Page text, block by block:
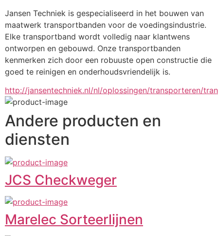
Jansen Techniek is gespecialiseerd in het bouwen van
maatwerk transportbanden voor de voedingsindustrie.
Elke transportband wordt volledig naar klantwens
ontworpen en gebouwd. Onze transportbanden
kenmerken zich door een robuuste open constructie die
goed te reinigen en onderhoudsvriendelijk is.
http://jansentechniek.nl/nl/oplossingen/transporteren/
Andere producten en
diensten
JCS Checkweger
Marelec Sorteerlijnen